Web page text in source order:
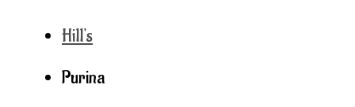
Hill's
Purina